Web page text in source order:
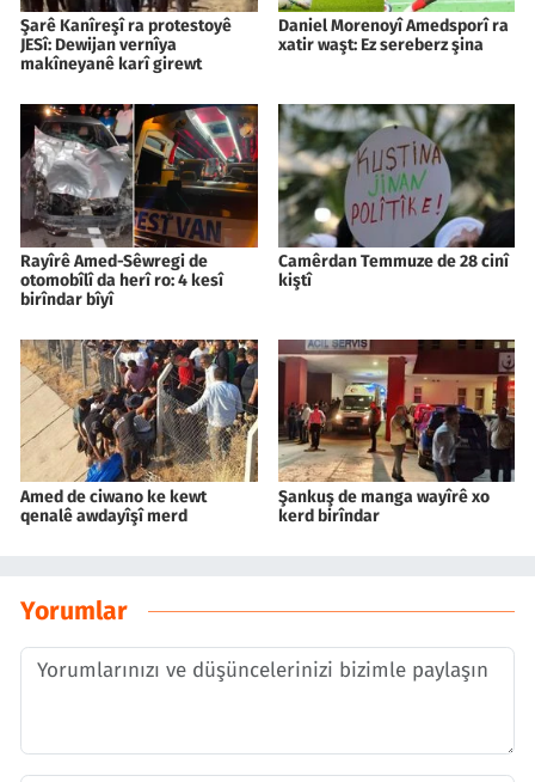
Şarê Kanîreşî ra protestoyê
JESî: Dewijan vernîya
makîneyanê karî girewt
Daniel Morenoyî Amedsporî ra
xatir waşt: Ez sereberz şina
Rayîrê Amed-Sêwregi de
otomobîlî da herî ro: 4 kesî
birîndar bîyî
Camêrdan Temmuze de 28 cinî
kiştî
Amed de ciwano ke kewt
qenalê awdayîşî merd
Şankuş de manga wayîrê xo
kerd birîndar
Yorumlar